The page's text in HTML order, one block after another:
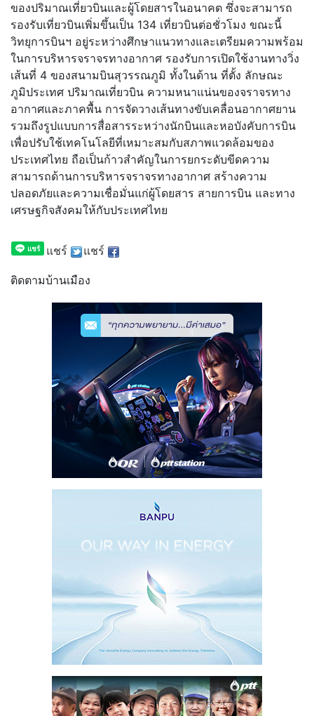
ของปริมาณเที่ยวบินและผู้โดยสารในอนาคต ซึ่งจะสามารถ
รองรับเที่ยวบินเพิ่มขึ้นเป็น 134 เที่ยวบินต่อชั่วโมง ขณะนี้
วิทยุการบินฯ อยู่ระหว่างศึกษาแนวทางและเตรียมความพร้อม
ในการบริหารจราจรทางอากาศ รองรับการเปิดใช้งานทางวิ่ง
เส้นที่ 4 ของสนามบินสุวรรณภูมิ ทั้งในด้าน ที่ตั้ง ลักษณะ
ภูมิประเทศ ปริมาณเที่ยวบิน ความหนาแน่นของจราจรทาง
อากาศและภาคพื้น การจัดวางเส้นทางขับเคลื่อนอากาศยาน
รวมถึงรูปแบบการสื่อสารระหว่างนักบินและหอบังคับการบิน
เพื่อปรับใช้เทคโนโลยีที่เหมาะสมกับสภาพแวดล้อมของ
ประเทศไทย ถือเป็นก้าวสำคัญในการยกระดับขีดความ
สามารถด้านการบริหารจราจรทางอากาศ สร้างความ
ปลอดภัยและความเชื่อมั่นแก่ผู้โดยสาร สายการบิน และทาง
เศรษฐกิจสังคมให้กับประเทศไทย
แชร์ แชร์
ติดตามบ้านเมือง